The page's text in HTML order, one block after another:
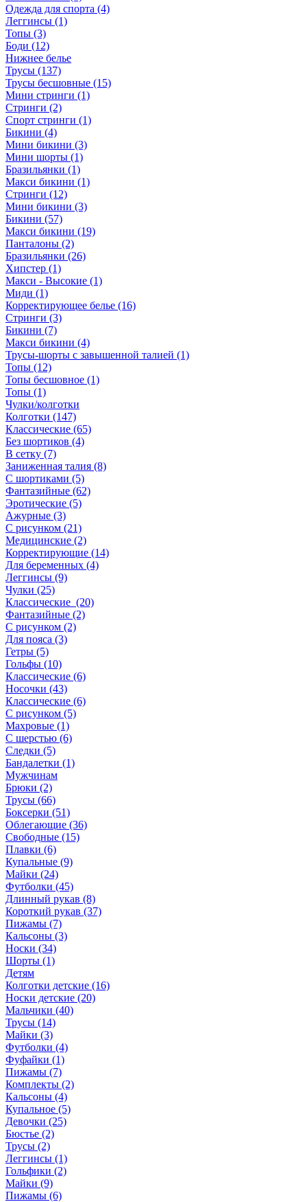
Одежда для спорта (4)
Леггинсы (1)
Топы (3)
Боди (12)
Нижнее белье
Трусы (137)
Трусы бесшовные (15)
Мини стринги (1)
Стринги (2)
Спорт стринги (1)
Бикини (4)
Мини бикини (3)
Мини шорты (1)
Бразильянки (1)
Макси бикини (1)
Стринги (12)
Мини бикини (3)
Бикини (57)
Макси бикини (19)
Панталоны (2)
Бразильянки (26)
Хипстер (1)
Макси - Высокие (1)
Миди (1)
Корректирующее белье (16)
Стринги (3)
Бикини (7)
Макси бикини (4)
Трусы-шорты с завышенной талией (1)
Топы (12)
Топы бесшовное (1)
Топы (1)
Чулки/колготки
Колготки (147)
Классические (65)
Без шортиков (4)
В сетку (7)
Заниженная талия (8)
C шортиками (5)
Фантазийные (62)
Эротические (5)
Ажурные (3)
С рисунком (21)
Медицинские (2)
Корректирующие (14)
Для беременных (4)
Леггинсы (9)
Чулки (25)
Классические (20)
Фантазийные (2)
С рисунком (2)
Для пояса (3)
Гетры (5)
Гольфы (10)
Классические (6)
Носочки (43)
Классические (6)
С рисунком (5)
Махровые (1)
С шерстью (6)
Следки (5)
Бандалетки (1)
Мужчинам
Брюки (2)
Трусы (66)
Боксерки (51)
Облегающие (36)
Свободные (15)
Плавки (6)
Купальные (9)
Майки (24)
Футболки (45)
Длинный рукав (8)
Короткий рукав (37)
Пижамы (7)
Кальсоны (3)
Носки (34)
Шорты (1)
Детям
Колготки детские (16)
Носки детские (20)
Мальчики (40)
Трусы (14)
Майки (3)
Футболки (4)
Фуфайки (1)
Пижамы (7)
Комплекты (2)
Кальсоны (4)
Купальное (5)
Девочки (25)
Бюстье (2)
Трусы (2)
Леггинсы (1)
Гольфики (2)
Майки (9)
Пижамы (6)